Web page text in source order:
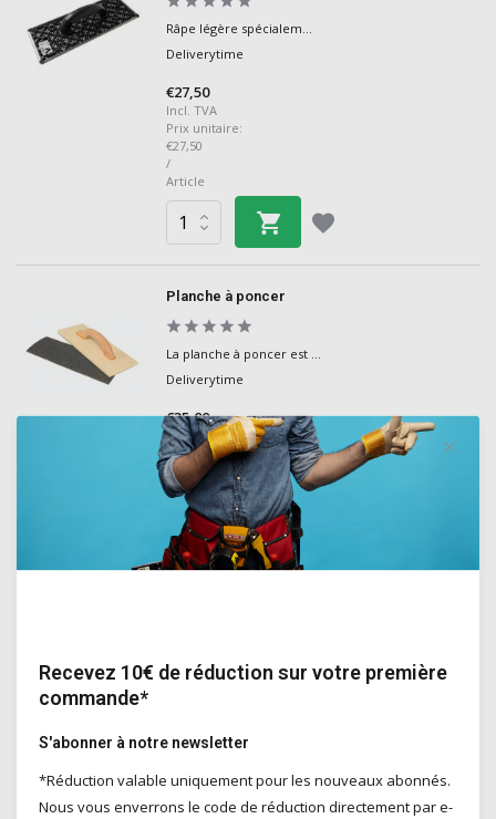
Râpe légère spécialem...
Deliverytime
€27,50
Incl. TVA
Prix unitaire:
€27,50
/
Article
Planche à poncer
La planche à poncer est ...
Deliverytime
€35,00
Incl. TVA
Prix unitaire:
€35,00
/
Article
Le couteau à mastic Inox...
€5,70
Prix unitaire:
/
Recevez 10€ de réduction sur votre première
commande*
S'abonner à notre newsletter
*Réduction valable uniquement pour les nouveaux abonnés.
Nous vous enverrons le code de réduction directement par e-